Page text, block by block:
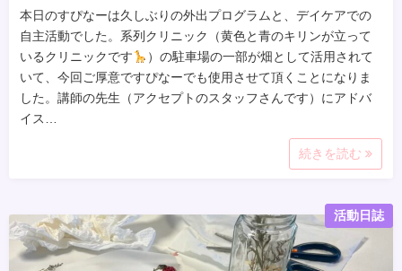
本日のすぴなーは久しぶりの外出プログラムと、デイケアでの
自主活動でした。系列クリニック（黄色と青のキリンが立って
いるクリニックです
）の駐車場の一部が畑として活用されて
いて、今回ご厚意ですぴなーでも使用させて頂くことになりま
した。講師の先生（アクセプトのスタッフさんです）にアドバ
イス…
続きを読む
活動日誌